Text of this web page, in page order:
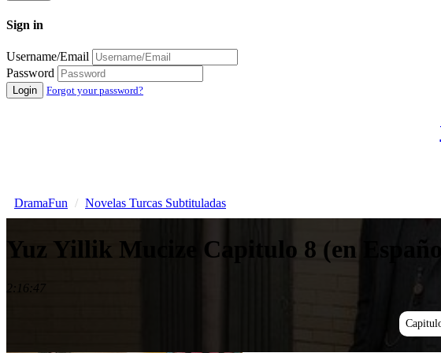
Sign in
Username/Email
Password
Login Forgot your password?
DramaFun Novelas Turcas Subtituladas
Yuz Yillik Mucize Capitulo 8 (en
2:16:47